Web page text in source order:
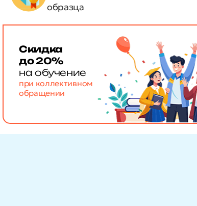
образца
Скидка
до 20%
на обучение
при коллективном
обращении